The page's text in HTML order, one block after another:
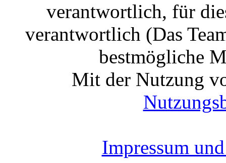
verantwortlich, für
verantwortlich (Das
bestmögliche
Mit der Nutzung
Impressum